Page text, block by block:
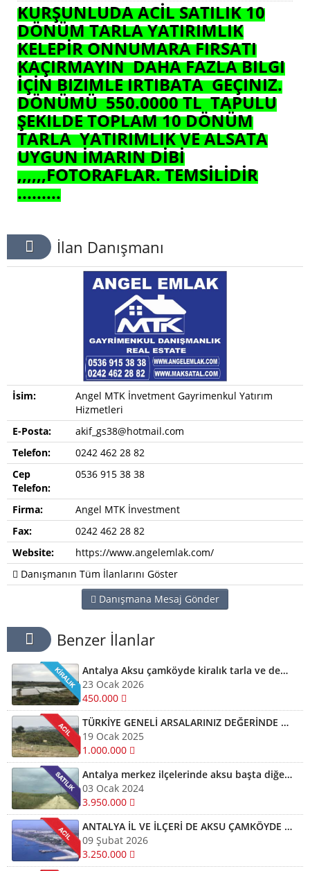
KURŞUNLUDA ACİL SATILIK 10
DÖNÜM TARLA YATIRIMLIK
KELEPİR ONNUMARA FIRSATI
KAÇIRMAYIN DAHA FAZLA BILGI
İÇİN BIZIMLE IRTIBATA GEÇINIZ.
DÖNÜMÜ 550.0000 TL TAPULU
ŞEKILDE TOPLAM 10 DÖNÜM
TARLA YATIRIMLIK VE ALSATA
UYGUN İMARIN DİBİ
,,,,,,FOTORAFLAR. TEMSİLİDİR
.........
İlan Danışmanı
İsim:
Angel MTK İnvetment Gayrimenkul Yatırım
Hizmetleri
E-Posta:
akif_gs38@hotmail.com
Telefon:
0242 462 28 82
Cep
Telefon:
0536 915 38 38
Firma:
Angel MTK İnvestment
Fax:
0242 462 28 82
Website:
https://www.angelemlak.com/
Danışmanın Tüm İlanlarını Göster
Danışmana Mesaj Gönder
Benzer İlanlar
Antalya Aksu çamköyde kiralık tarla ve depolar için bizi arayabilirsiniz
23 Ocak 2026
450.000
TÜRKİYE GENELİ ARSALARINIZ DEĞERİNDE ALINIR SATILIR TAKAS EDİLİR ARAYIN YARDIMCI OLALIM
19 Ocak 2025
1.000.000
Antalya merkez ilçelerinde aksu başta diğer ilçelerde satılık imarlı müstail tapulu arsa
03 Ocak 2024
3.950.000
ANTALYA İL VE İLÇERİ DE AKSU ÇAMKÖYDE ARSALARINIZ AYNI GÜN NAKİTE ÇEVRİLİR
09 Şubat 2026
3.250.000